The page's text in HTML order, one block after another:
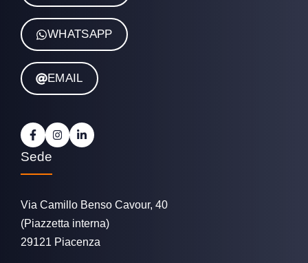
WHATSAPP
EMAIL
Sede
Via Camillo Benso Cavour, 40
(Piazzetta interna)
29121 Piacenza